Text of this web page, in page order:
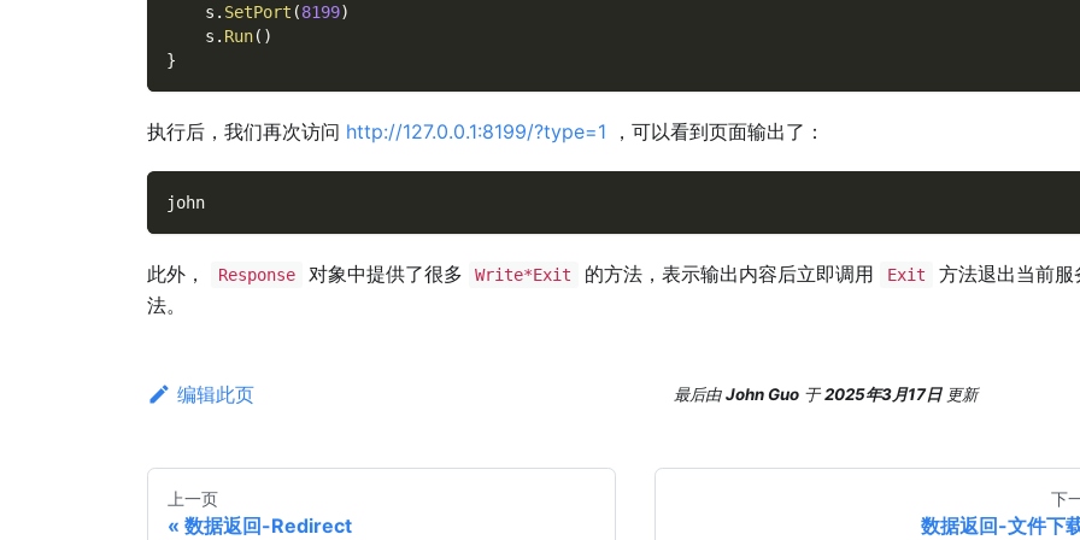
    s
. SetPort (8199)
    s
. Run( )
}
执行后，我们再次访问 http://127.0.0.1:8199/?type=1 ，可以看到页面输出了：
john
此外， Response 对象中提供了很多 Write*Exit 的方法，表示输出内容后立即调用 Exit
方法退出当前服
法。
编辑此页 最后由John Guo 于2025年3月17日 更新
上一页
数据返回-Redirect
下
数据返回-文件下